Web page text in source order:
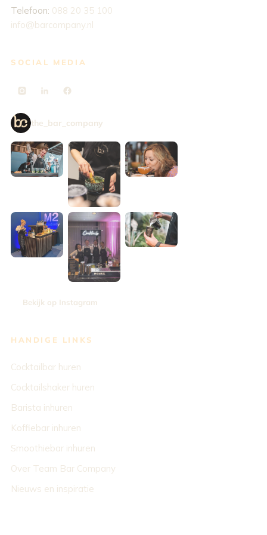
Telefoon: 088 20 35 100
info@barcompany.nl
SOCIAL MEDIA
the_bar_company
Bekijk op Instagram
HANDIGE LINKS
Cocktailbar huren
Cocktailshaker huren
Barista inhuren
Koffiebar inhuren
Smoothiebar inhuren
Over Team Bar Company
Nieuws en inspiratie